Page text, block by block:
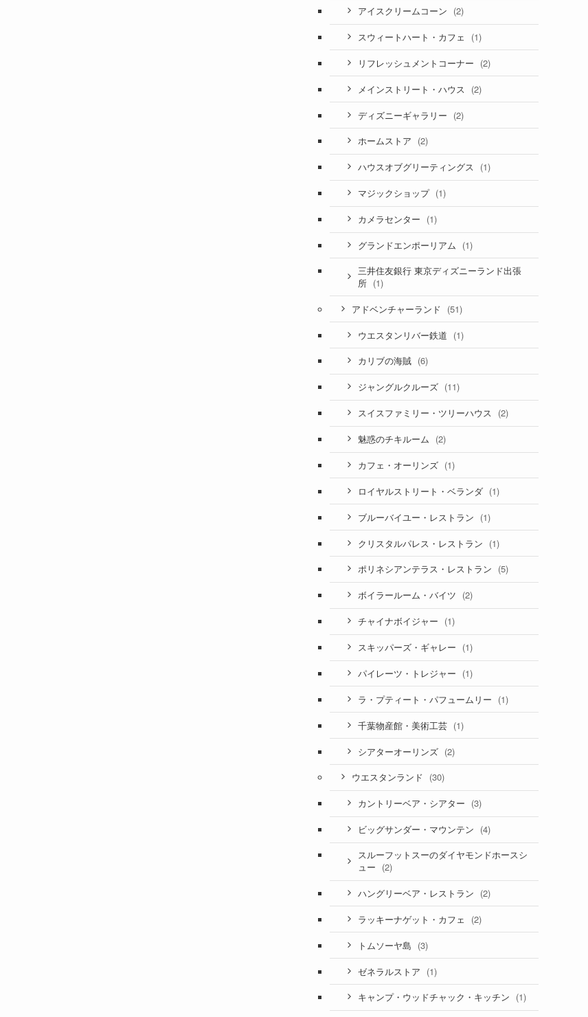
アイスクリームコーン (2)
スウィートハート・カフェ (1)
リフレッシュメントコーナー (2)
メインストリート・ハウス (2)
ディズニーギャラリー (2)
ホームストア (2)
ハウスオブグリーティングス (1)
マジックショップ (1)
カメラセンター (1)
グランドエンポーリアム (1)
三井住友銀行 東京ディズニーランド出張
所 (1)
アドベンチャーランド (51)
ウエスタンリバー鉄道 (1)
カリブの海賊 (6)
ジャングルクルーズ (11)
スイスファミリー・ツリーハウス (2)
魅惑のチキルーム (2)
カフェ・オーリンズ (1)
ロイヤルストリート・ベランダ (1)
ブルーバイユー・レストラン (1)
クリスタルパレス・レストラン (1)
ポリネシアンテラス・レストラン (5)
ボイラールーム・バイツ (2)
チャイナボイジャー (1)
スキッパーズ・ギャレー (1)
パイレーツ・トレジャー (1)
ラ・プティート・パフュームリー (1)
千葉物産館・美術工芸 (1)
シアターオーリンズ (2)
ウエスタンランド (30)
カントリーベア・シアター (3)
ビッグサンダー・マウンテン (4)
スルーフットスーのダイヤモンドホースシ
ュー
(2)
ハングリーベア・レストラン (2)
ラッキーナゲット・カフェ (2)
トムソーヤ島 (3)
ゼネラルストア (1)
キャンプ・ウッドチャック・キッチン
(1)